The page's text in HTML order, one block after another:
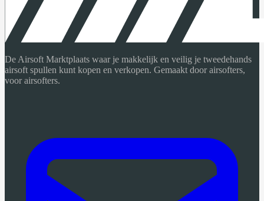
De Airsoft Marktplaats waar je makkelijk en veilig je tweedehands
airsoft spullen kunt kopen en verkopen. Gemaakt door airsofters,
voor airsofters.